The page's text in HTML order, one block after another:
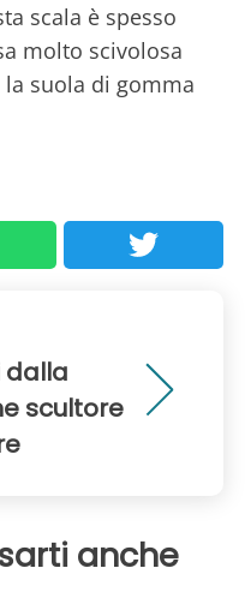
scala è spesso
molto scivolosa
suola di gomma
dalla
scultore
anche